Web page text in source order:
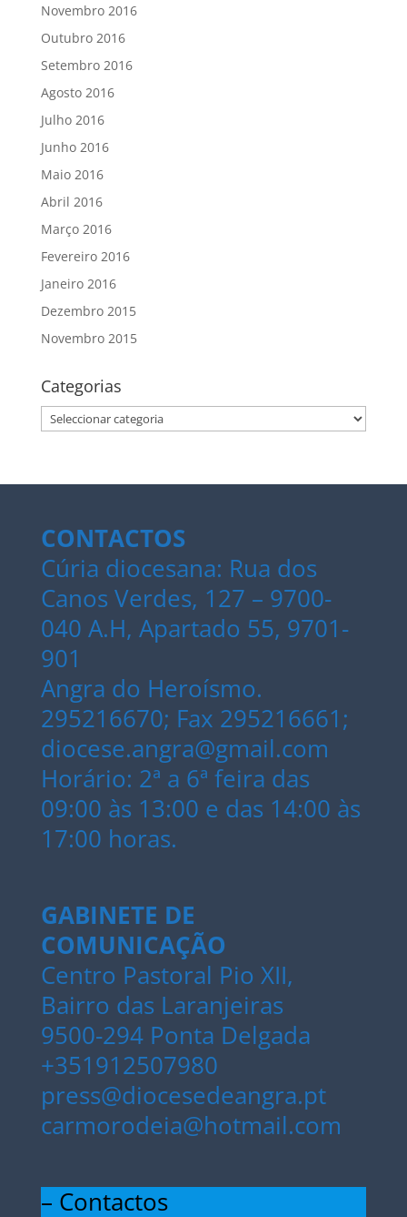
Novembro 2016
Outubro 2016
Setembro 2016
Agosto 2016
Julho 2016
Junho 2016
Maio 2016
Abril 2016
Março 2016
Fevereiro 2016
Janeiro 2016
Dezembro 2015
Novembro 2015
Categorias
Categorias
CONTACTOS
Cúria diocesana: Rua dos
Canos Verdes, 127 – 9700-
040 A.H, Apartado 55, 9701-
901
Angra do Heroísmo.
295216670; Fax 295216661;
diocese.angra@gmail.com
Horário: 2ª a 6ª feira das
09:00 às 13:00 e das 14:00 às
17:00 horas.
GABINETE DE
COMUNICAÇÃO
Centro Pastoral Pio XII,
Bairro das Laranjeiras
9500-294 Ponta Delgada
+351912507980
press@diocesedeangra.pt
carmorodeia@hotmail.com
– Contactos